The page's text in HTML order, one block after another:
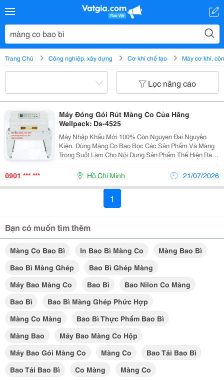
Trang Chủ Công nghiệp, xây dựng Cơ khí chế tạo Máy cơ khí,
Lọc nâng cao
Máy Đóng Gói Rút Màng Co Của Hãng
Wellpack: Ds-4525
Máy Nhập Khẩu Mới 100% Còn Nguyen Đai Nguyên
Kiện. Dùng Màng Co Bao Bọc Các Sản Phẩm Và Màng
Trong Suốt Làm Cho Nội Dung Sản Phẩm Thể Hiện Ra
Bên Ngoài.máy Dùng Hơi Nóng Bởi Điện Trở Bóng Đèn
Làm Cho Màng Co Ép Sát Vào Sản Phẩm Làm Cho Bề
Mặt Sản...
0901 *** *** Hồ Chí Minh 21/07/2026
1
Bạn có muốn tìm thêm
Màng Co Bao Bì In Bao Bì Màng Co
Màng Bao Bì
Bao Bì Màng Ghép
Bao Bì Ghép Màng
Máy Bao Màng Co
Bao Bì
Bao Nilon Co Màng
Bao Bì
Bao Bì Màng Ghép Phức Hợp
Màng Co Màng
Bao Bì Thực Phẩm Bao Bì
Màng Bao
Máy Bao Màng Co Hộp
Máy Bao Gói Màng Co
Màng Co
Bao Tải Bao Bì
Bao Tải Bao Bì
Co Màng Màng Co